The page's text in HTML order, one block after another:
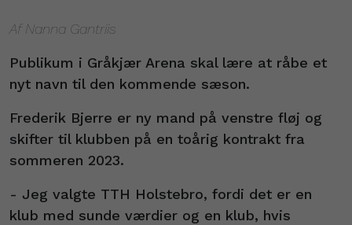
Af Nanna Gantriis
Publikum i Gråkjær Arena skal lære at råbe et
nyt navn til den kommende sæson.
Frederik Bjerre er ny mand på venstre fløj og
skifter til klubben på en toårig kontrakt fra
sommeren 2023.
- Jeg valgte TTH Holstebro, fordi det er en
klub med sunde værdier og en klub, hvis